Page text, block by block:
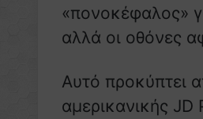
«πονοκέφαλος»
αλλά οι οθόνες
Αυτό προκύπτει
αμερικανικής